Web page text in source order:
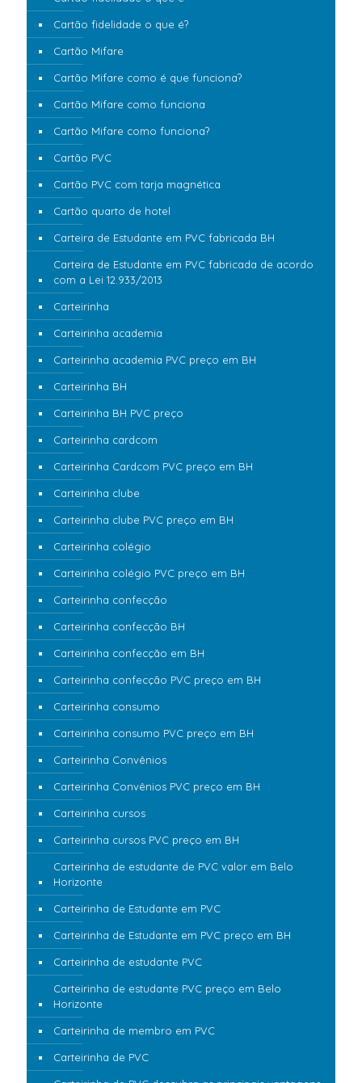
Cartão fidelidade o que é?
Cartão Mifare
Cartão Mifare como é que funciona?
Cartão Mifare como funciona
Cartão Mifare como funciona?
Cartão PVC
Cartão PVC com tarja magnética
Cartão quarto de hotel
Carteira de Estudante em PVC fabricada BH
Carteira de Estudante em PVC fabricada de acordo
com a Lei 12.933/2013
Carteirinha
Carteirinha academia
Carteirinha academia PVC preço em BH
Carteirinha BH
Carteirinha BH PVC preço
Carteirinha cardcom
Carteirinha Cardcom PVC preço em BH
Carteirinha clube
Carteirinha clube PVC preço em BH
Carteirinha colégio
Carteirinha colégio PVC preço em BH
Carteirinha confecção
Carteirinha confecção BH
Carteirinha confecção em BH
Carteirinha confecção PVC preço em BH
Carteirinha consumo
Carteirinha consumo PVC preço em BH
Carteirinha Convênios
Carteirinha Convênios PVC preço em BH
Carteirinha cursos
Carteirinha cursos PVC preço em BH
Carteirinha de estudante de PVC valor em Belo
Horizonte
Carteirinha de Estudante em PVC
Carteirinha de Estudante em PVC preço em BH
Carteirinha de estudante PVC
Carteirinha de estudante PVC preço em Belo
Horizonte
Carteirinha de membro em PVC
Carteirinha de PVC